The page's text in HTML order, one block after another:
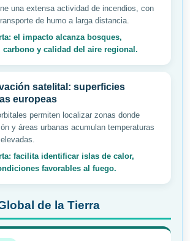
una extensa actividad de incendios, con
de humo a larga distancia.
el impacto alcanza bosques,
carbono y calidad del aire regional.
satelital: superficies
europeas
permiten localizar zonas donde
y áreas urbanas acumulan temperaturas
facilita identificar islas de calor,
favorables al fuego.
de la Tierra